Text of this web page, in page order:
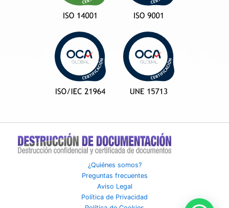
¿Quiénes somos?
Preguntas frecuentes
Aviso Legal
Política de Privacidad